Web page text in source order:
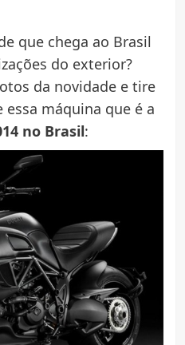
que chega ao Brasil
do exterior?
da novidade e tire
essa máquina que é a
no Brasil: